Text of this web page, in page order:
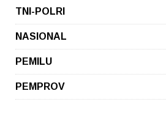
TNI-POLRI
NASIONAL
PEMILU
PEMPROV